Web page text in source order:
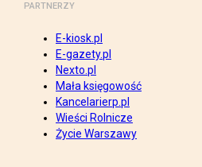
PARTNERZY
E-kiosk.pl
E-gazety.pl
Nexto.pl
Mała księgowość
Kancelarierp.pl
Wieści Rolnicze
Życie Warszawy